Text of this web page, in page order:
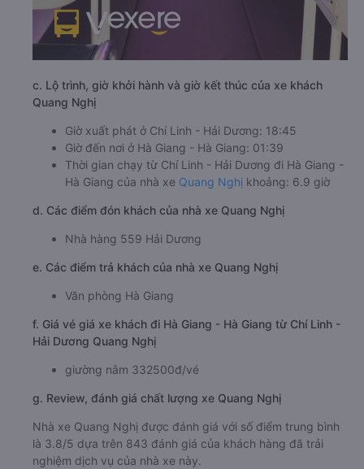
c. Lộ trình, giờ khởi hành và giờ kết thúc của xe khách
Quang Nghị
Giờ xuất phát ở Chí Linh - Hải Dương: 18:45
Giờ đến nơi ở Hà Giang - Hà Giang: 01:39
Thời gian chạy từ Chí Linh - Hải Dương đi Hà Giang -
Hà Giang của nhà xe Quang Nghị khoảng: 6.9 giờ
d. Các điểm đón khách của nhà xe Quang Nghị
Nhà hàng 559 Hải Dương
e. Các điểm trả khách của nhà xe Quang Nghị
Văn phòng Hà Giang
f. Giá vé giá xe khách đi Hà Giang - Hà Giang từ Chí Linh -
Hải Dương Quang Nghị
giường nằm 332500đ/vé
g. Review, đánh giá chất lượng xe Quang Nghị
Nhà xe Quang Nghị được đánh giá với số điểm trung bình
là 3.8/5 dựa trên 843 đánh giá của khách hàng đã trải
nghiệm dịch vụ của nhà xe này.